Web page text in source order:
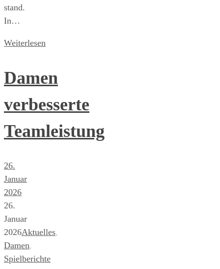
stand.
In…
Weiterlesen
Damen
verbesserte
Teamleistung
26.
Januar
2026
26.
Januar
2026Aktuelles,
Damen,
Spielberichte